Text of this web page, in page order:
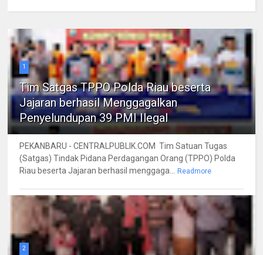
1
Tim Satgas TPPO Polda Riau beserta
Jajaran berhasil Menggagalkan
Penyelundupan 39 PMI Ilegal
PEKANBARU - CENTRALPUBLIK.COM Tim Satuan Tugas
(Satgas) Tindak Pidana Perdagangan Orang (TPPO) Polda
Riau beserta Jajaran berhasil menggaga...
Readmore
2